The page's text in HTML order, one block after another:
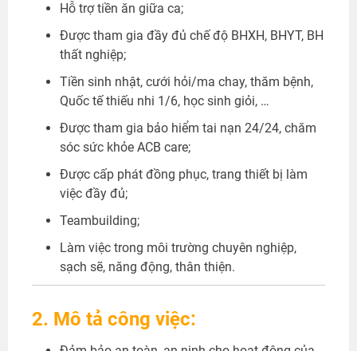
Hỗ trợ tiền ăn giữa ca;
Được tham gia đầy đủ chế độ BHXH, BHYT, BH
thất nghiệp;
Tiền sinh nhật, cưới hỏi/ma chay, thăm bệnh,
Quốc tế thiếu nhi 1/6, học sinh giỏi, …
Được tham gia bảo hiểm tai nạn 24/24, chăm
sóc sức khỏe ACB care;
Được cấp phát đồng phục, trang thiết bị làm
việc đầy đủ;
Teambuilding;
Làm việc trong môi trường chuyên nghiệp,
sạch sẽ, năng động, thân thiện.
2. Mô tả công việc: